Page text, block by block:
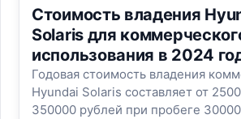
Стоимость владения
Solaris для
использования в 2024
Годовая стоимость владения
Hyundai Solaris составляет от
350000 рублей при пробеге